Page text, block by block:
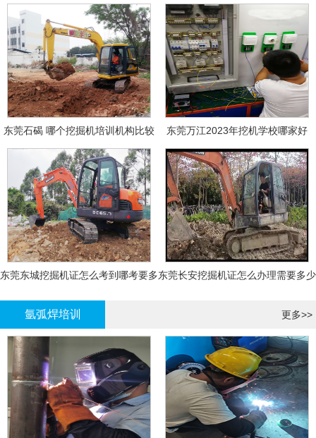
东莞石碣 哪个挖掘机培训机构比较
好?
东莞万江2023年挖机学校哪家好
东莞东城挖掘机证怎么考到哪考要多东莞长安挖掘机证怎么办理需要多少
氩弧焊培训 更多>>